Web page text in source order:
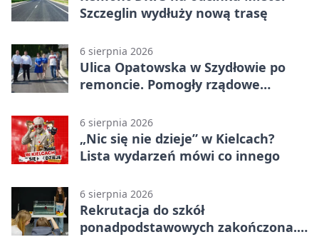
Szczeglin wydłuży nową trasę
6 sierpnia 2026
Ulica Opatowska w Szydłowie po
remoncie. Pomogły rządowe
6 sierpnia 2026
„Nic się nie dzieje” w Kielcach?
Lista wydarzeń mówi co innego
6 sierpnia 2026
Rekrutacja do szkół
ponadpodstawowych zakończona.